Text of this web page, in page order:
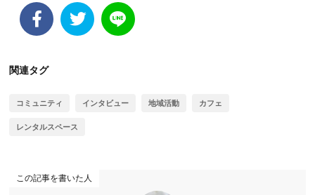
関連タグ
コミュニティ インタビュー 地域活動 カフェ
レンタルスペース
この記事を書いた人